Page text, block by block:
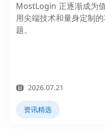
MostLogin 正逐渐成为
用尖端技术和量身定制
题。
2026.07.21
资讯精选